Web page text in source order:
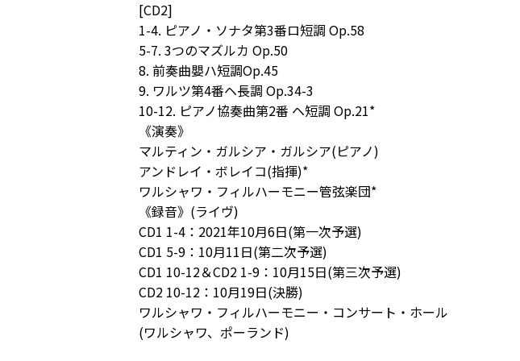
[CD2]
1-4. ピアノ・ソナタ第3番ロ短調 Op.58
5-7. 3つのマズルカ Op.50
8. 前奏曲嬰ハ短調Op.45
9. ワルツ第4番ヘ長調 Op.34-3
10-12. ピアノ協奏曲第2番 ヘ短調 Op.21*
《演奏》
マルティン・ガルシア・ガルシア(ピアノ)
アンドレイ・ボレイコ(指揮)*
ワルシャワ・フィルハーモニー管弦楽団*
《録音》(ライヴ)
CD1 1-4：2021年10月6日(第一次予選)
CD1 5-9：10月11日(第二次予選)
CD1 10-12＆CD2 1-9：10月15日(第三次予選)
CD2 10-12：10月19日(決勝)
ワルシャワ・フィルハーモニー・コンサート・ホール
(ワルシャワ、ポーランド)